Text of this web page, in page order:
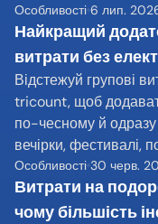
Особливості 6 лип.
Найкращий
витрати без
Відстежуй групові
tricount, щоб
по-чесному й одразу
вечірки, фестивалі,
Особливості 30 черв.
Витрати на
чому більшість